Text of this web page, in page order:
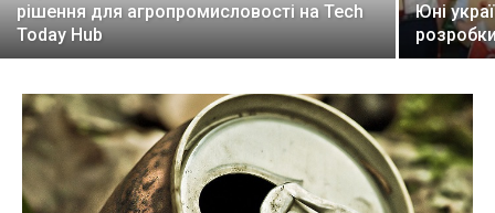
рішення для агропромисловості на Tech
Today Hub
Юні